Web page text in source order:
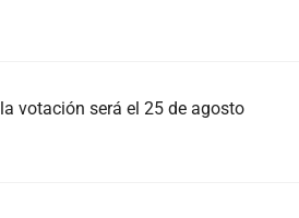
votación será el 25 de agosto